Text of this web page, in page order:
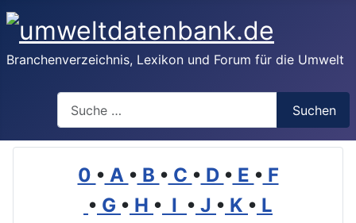
Branchenverzeichnis, Lexikon und Forum für die Umwelt
Suchen
0 • A • B • C • D • E • F
• G • H • I • J • K • L